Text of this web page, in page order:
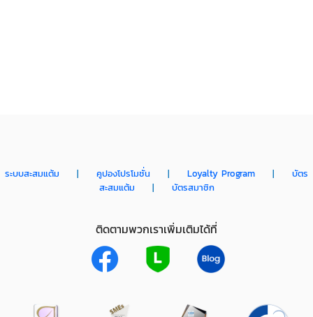
ระบบสะสมแต้ม | คูปองโปรโมชั่น | Loyalty Program | บัตร
สะสมแต้ม | บัตรสมาชิก
ติดตามพวกเราเพิ่มเติมได้ที่